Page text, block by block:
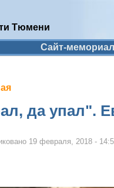
Тюмени
Сайт-мемориал
да упал".
19 февраля, 2018 -